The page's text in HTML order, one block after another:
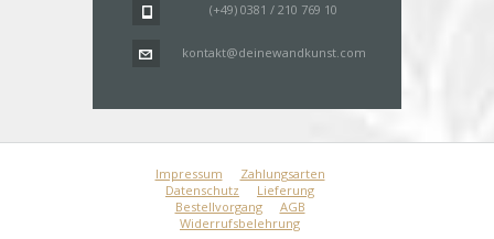
(+49) 0381 / 210 769 10
kontakt@deinewandkunst.com
Impressum
Zahlungsarten
Datenschutz
Lieferung
Bestellvorgang
AGB
Widerrufsbelehrung